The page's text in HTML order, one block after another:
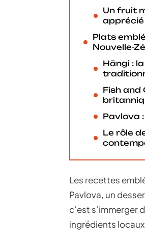
Un fruit
apprécié
Plats
Nouvelle-
Hāngi :
Fish and
Pavlova
Le rôle
Les recettes
Pavlova, un
c’est s’immerger
ingrédients